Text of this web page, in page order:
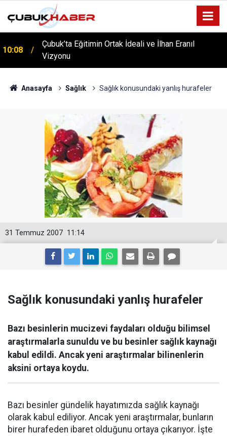
10:08
Çubuk’ta Eğitimin Ortak İdeali ve İlhan Eranıl
Vizyonu
12:06
ÇUBUK’TA ‘YAZA MERHABA’ COŞKUSU: Kursiyerler
Gönüllerince Eğlendi!
Anasayfa Sağlık Sağlık konusundaki yanlış hurafeler
11:14
31 Temmuz 2007
Sağlık konusundaki yanlış hurafeler
Bazı besinlerin mucizevi faydaları olduğu bilimsel
araştırmalarla sunuldu ve bu besinler sağlık kaynağı
kabul edildi. Ancak yeni araştırmalar bilinenlerin
aksini ortaya koydu.
Bazı besinler gündelik hayatımızda sağlık kaynağı
olarak kabul ediliyor. Ancak yeni araştırmalar, bunların
birer hurafeden ibaret olduğunu ortaya çıkarıyor. İşte